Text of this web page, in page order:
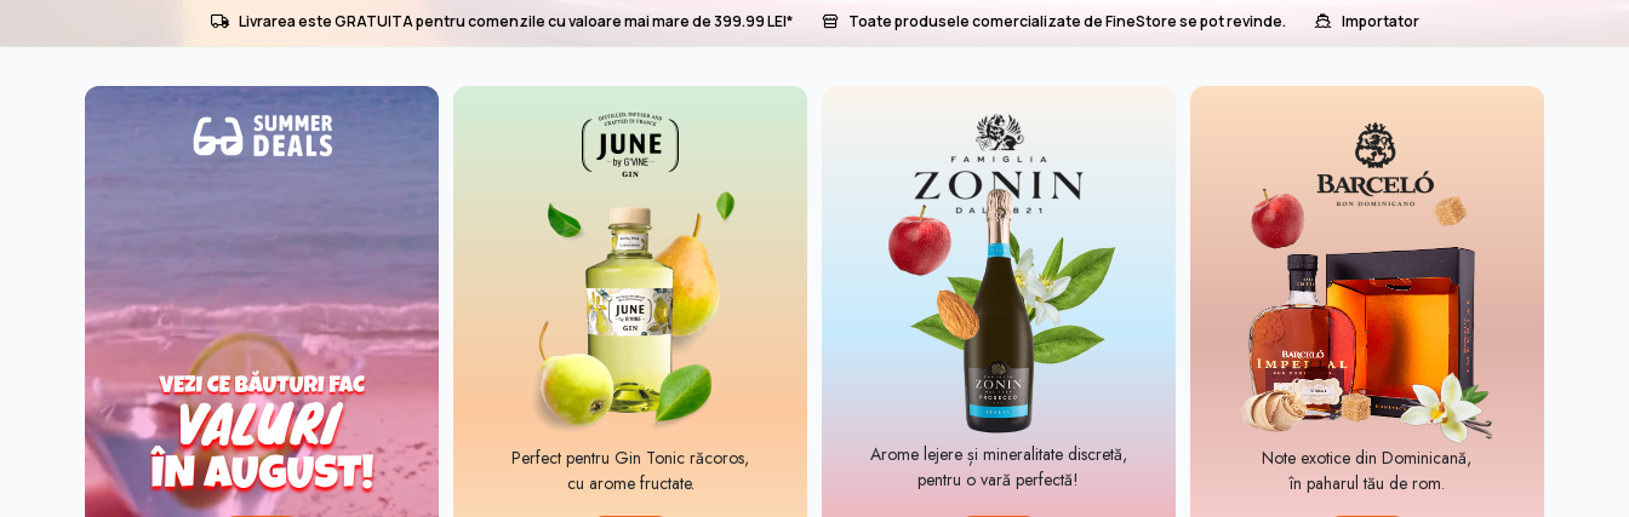
Livrarea este GRATUITA pentru comenzile cu valoare mai mare de 399.99 LEI* Toate produsele comercializate de FineStore se pot revinde. Importator
Perfect pentru Gin Tonic răcoros,
cu arome fructate.
Arome lejere și mineralitate discretă,
pentru o vară perfectă!
Note exotice din Dominicană,
în paharul tău de rom.